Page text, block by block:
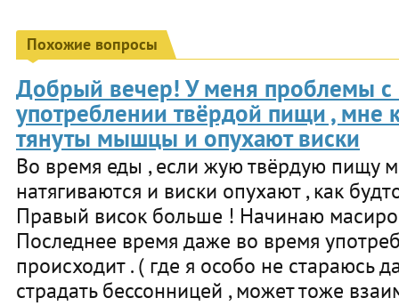
Похожие вопросы
Добрый вечер! У меня проблемы с
употреблении твёрдой пищи , мне
тянуты мышцы и опухают виски
Во время еды , если жую твёрдую пищу
натягиваются и виски опухают , как
Правый висок больше ! Начинаю
Последнее время даже во время
происходит . ( где я особо не стараюсь
страдать бессонницей , может тоже